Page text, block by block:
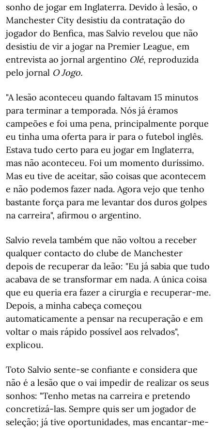
sonho de jogar em Inglaterra. Devido à lesão, o
Manchester City desistiu da contratação do
jogador do Benfica, mas Salvio revelou que não
desistiu de vir a jogar na Premier League, em
entrevista ao jornal argentino Olé, reproduzida
pelo jornal OJogo.
"A lesão aconteceu quando faltavam 15 minutos
para terminar a temporada. Nós já éramos
campeões e foi uma pena, principalmente porque
eu tinha uma oferta para ir para o futebol inglês.
Estava tudo certo para eu jogar em Inglaterra,
mas não aconteceu. Foi um momento duríssimo.
Mas eu tive de aceitar, são coisas que acontecem
e não podemos fazer nada. Agora vejo que tenho
bastante força para me levantar dos duros golpes
na carreira", afirmou o argentino.
Salvio revela também que não voltou a receber
qualquer contacto do clube de Manchester
depois de recuperar da leão: "Eu já sabia que tudo
acabava de se transformar em nada. A única coisa
que eu queria era fazer a cirurgia e recuperar-me.
Depois, a minha cabeça começou
automaticamente a pensar na recuperação e em
voltar o mais rápido possível aos relvados",
explicou.
Toto Salvio sente-se confiante e considera que
não é a lesão que o vai impedir de realizar os seus
sonhos: "Tenho metas na carreira e pretendo
concretizá-las. Sempre quis ser um jogador de
seleção; já tive oportunidades, mas encantar-me-